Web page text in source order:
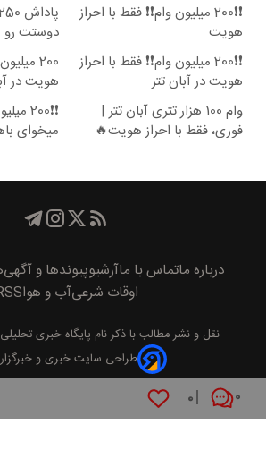
۰ ۰
❗❗200 میلیون وام❗❗ فقط با احراز
هویت
دوستت رو
😍
❗❗200 میلیون وام❗❗ فقط با احراز
هویت در آبان تتر
200
هویت در
وام 100 هزار تتری آبان تتر |
فوری، فقط با احراز هویت🔥
میخوای
درباره ماتماس با ماآرشیوپیوند‌ها و
اوقات شرعیآب و هوا
نقل و نشر مطالب با ذکر نام پايگاه خبری تحليلی
طراحی سایت خبری و